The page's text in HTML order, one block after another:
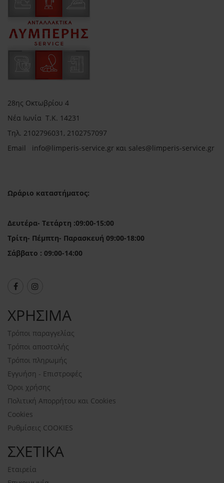
28ης Οκτωβρίου 4
Νέα Ιωνία Τ.Κ. 14231
Τηλ. 2102796031, 2102757097
Email info@limperis-service.gr και sales@limperis-service.gr
Ωράριο καταστήματος:
Δευτέρα- Τετάρτη :09:00-15:00
Τρίτη- Πέμπτη- Παρασκευή 09:00-18:00
Σάββατο : 09:00-14:00
ΧΡΗΣΙΜΑ
Τρόποι παραγγελίας
Τρόποι αποστολής
Τρόποι πληρωμής
Εγγυήση - Επιστροφές
Όροι χρήσης
Πολιτική Απορρήτου και Cookies
Cookies
Ρυθμίσεις COOKIES
ΣΧΕΤΙΚΑ
Εταιρεία